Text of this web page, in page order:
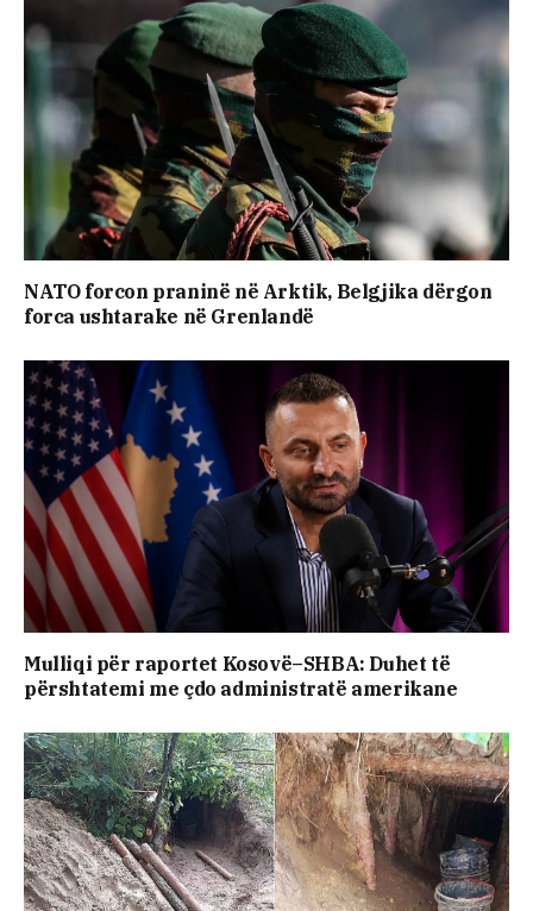
NATO forcon praninë në Arktik, Belgjika dërgon
forca ushtarake në Grenlandë
Mulliqi për raportet Kosovë–SHBA: Duhet të
përshtatemi me çdo administratë amerikane